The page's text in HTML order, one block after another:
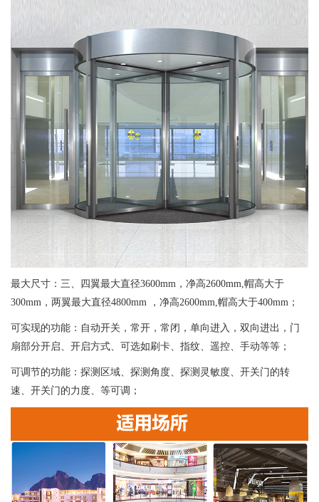
最大尺寸：三、四翼最大直径3600mm，净高2600mm,帽高大于
300mm，两翼最大直径4800mm ，净高2600mm,帽高大于400mm；
可实现的功能：自动开关，常开，常闭，单向进入，双向进出，门
扇部分开启、开启方式、可选如刷卡、指纹、遥控、手动等等；
可调节的功能：探测区域、探测角度、探测灵敏度、开关门的转
速、开关门的力度、等可调；